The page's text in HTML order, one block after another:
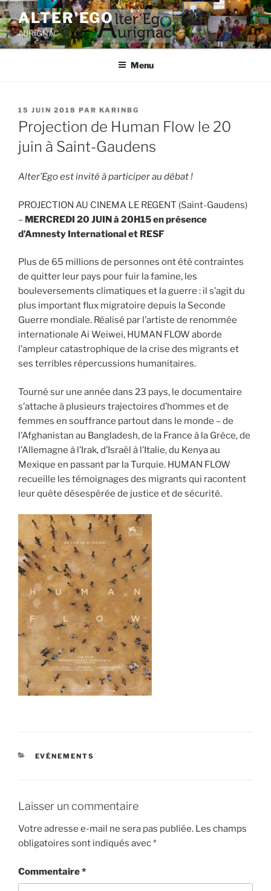
ALTER'EGO
AURIGNAC
Menu
15 JUIN 2018 PAR KARINBG
Projection de Human Flow le 20
juin à Saint-Gaudens
Alter’Ego est invité à participer au débat !
PROJECTION AU CINEMA LE REGENT (Saint-Gaudens)
– MERCREDI 20 JUIN à 20H15 en présence
d’Amnesty International et RESF
Plus de 65 millions de personnes ont été contraintes
de quitter leur pays pour fuir la famine, les
bouleversements climatiques et la guerre : il s’agit du
plus important flux migratoire depuis la Seconde
Guerre mondiale. Réalisé par l’artiste de renommée
internationale Ai Weiwei, HUMAN FLOW aborde
l’ampleur catastrophique de la crise des migrants et
ses terribles répercussions humanitaires.
Tourné sur une année dans 23 pays, le documentaire
s’attache à plusieurs trajectoires d’hommes et de
femmes en souffrance partout dans le monde – de
l’Afghanistan au Bangladesh, de la France à la Grèce, de
l’Allemagne à l’Irak, d’Israël à l’Italie, du Kenya au
Mexique en passant par la Turquie. HUMAN FLOW
recueille les témoignages des migrants qui racontent
leur quête désespérée de justice et de sécurité.
EVÉNEMENTS
Laisser un commentaire
Votre adresse e-mail ne sera pas publiée. Les champs
obligatoires sont indiqués avec*
Commentaire*